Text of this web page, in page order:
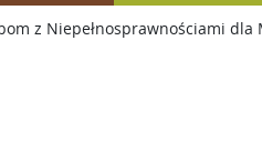
z Niepełnosprawnościami